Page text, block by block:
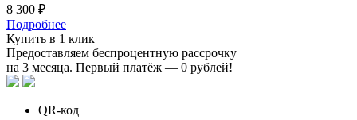
8 300 ₽
Подробнее
Купить в 1 клик
Предоставляем беспроцентную рассрочку
на 3 месяца. Первый платёж — 0 рублей!
QR-код